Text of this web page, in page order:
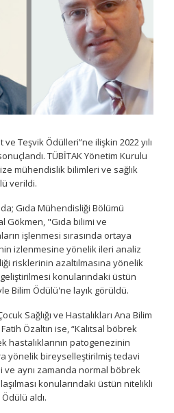
ve Teşvik Ödülleri”ne ilişkin 2022 yılı
TÜBİTAK Yönetim Kurulu
mühendislik bilimleri ve sağlık
verildi.
Gıda Mühendisliği Bölümü
Gökmen, "Gıda bilimi ve
işlenmesi sırasında ortaya
izlenmesine yönelik ileri analiz
risklerinin azaltılmasına yönelik
konularındaki üstün
Bilim Ödülü'ne layık görüldü.
Sağlığı ve Hastalıkları Ana Bilim
Özaltın ise, “Kalıtsal böbrek
hastalıklarının patogenezinin
yönelik bireyselleştirilmiş tedavi
ve aynı zamanda normal böbrek
konularındaki üstün nitelikli
aldı.